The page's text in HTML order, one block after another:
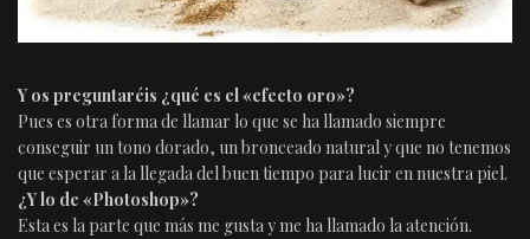
Y os preguntaréis ¿qué es el «efecto oro»?
Pues es otra forma de llamar lo que se ha llamado siempre
conseguir un tono dorado, un bronceado natural y que no tenemos
que esperar a la llegada del buen tiempo para lucir en nuestra piel.
¿Y lo de «Photoshop»?
Esta es la parte que más me gusta y me ha llamado la atención.